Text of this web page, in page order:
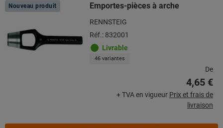
Nouveau produit Emportes-pièces à arche
RENNSTEIG
Réf.: 832001
Livrable
46 variantes
De
4,65 €
+ TVA en vigueur Prix et frais de
livraison